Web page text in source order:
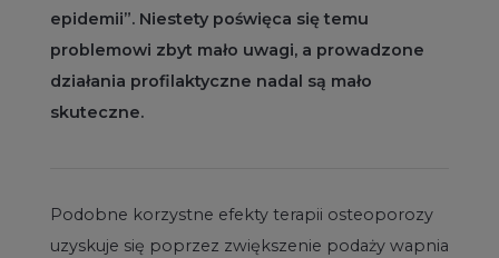
epidemii”. Niestety poświęca się temu
problemowi zbyt mało uwagi, a prowadzone
działania profilaktyczne nadal są mało
skuteczne.
Podobne korzystne efekty terapii osteoporozy
uzyskuje się poprzez zwiększenie podaży wapnia